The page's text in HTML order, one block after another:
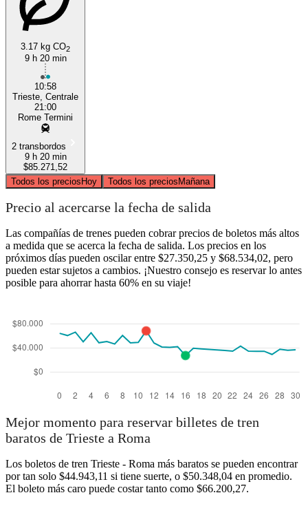
3.17 kg CO2
9 h 20 min
10:58
Trieste, Centrale
21:00
Rome Termini
2 transbordos
9 h 20 min
$85.271,52
Todos los preciosHoy Todos los preciosMañana
Precio al acercarse la fecha de salida
Las compañías de trenes pueden cobrar precios de boletos más altos
a medida que se acerca la fecha de salida. Los precios en los
próximos días pueden oscilar entre $27.350,25 y $68.534,02, pero
pueden estar sujetos a cambios. ¡Nuestro consejo es reservar lo antes
posible para ahorrar hasta 60% en su viaje!
Mejor momento para reservar billetes de tren
baratos de Trieste a Roma
Los boletos de tren Trieste - Roma más baratos se pueden encontrar
por tan solo $44.943,11 si tiene suerte, o $50.348,04 en promedio.
El boleto más caro puede costar tanto como $66.200,27.